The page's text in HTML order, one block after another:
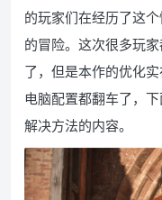
的玩家们在经历了这
的冒险。这次很多玩
了，但是本作的优化
电脑配置都翻车了，
解决方法的内容。